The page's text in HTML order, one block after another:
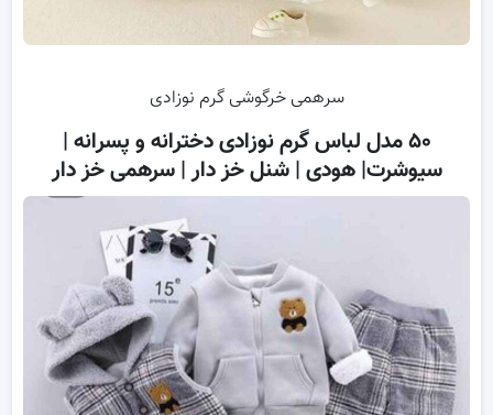
سرهمی خرگوشی گرم نوزادی
۵۰ مدل لباس گرم نوزادی دخترانه و پسرانه |
سیوشرت| هودی | شنل خز دار | سرهمی خز دار